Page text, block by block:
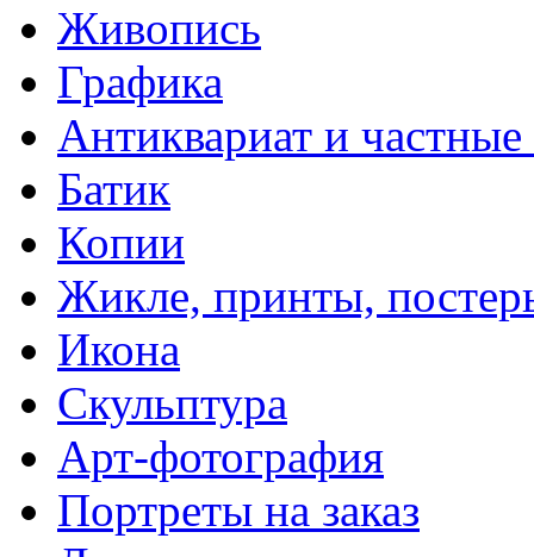
Живопись
Графика
Антиквариат и
Батик
Копии
Жикле, принты,
Икона
Скульптура
Арт-фотография
Портреты на заказ